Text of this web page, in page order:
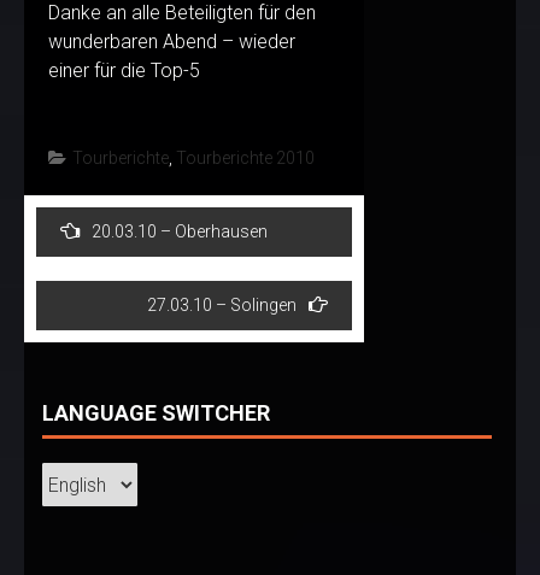
Danke an alle Beteiligten für den
wunderbaren Abend – wieder
einer für die Top-5
Tourberichte, Tourberichte 2010
Post
navigation
20.03.10 – Oberhausen
27.03.10 – Solingen
LANGUAGE SWITCHER